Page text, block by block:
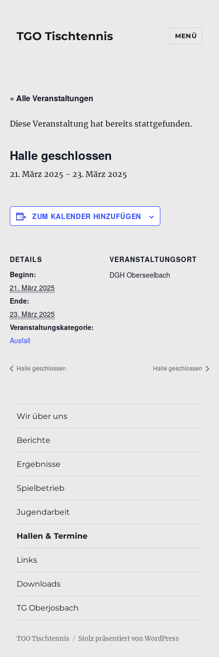
TGO Tischtennis MENÜ
« Alle Veranstaltungen
Diese Veranstaltung hat bereits stattgefunden.
Halle geschlossen
21. März 2025 - 23. März 2025
ZUM KALENDER HINZUFÜGEN
DETAILS
Beginn:
21. März 2025
Ende:
23. März 2025
Veranstaltungskategorie:
Ausfall
VERANSTALTUNGSORT
DGH Oberseelbach
Halle geschlossen Halle geschlossen
Wir über uns
Berichte
Ergebnisse
Spielbetrieb
Jugendarbeit
Hallen & Termine
Links
Downloads
TG Oberjosbach
TGO Tischtennis Stolz präsentiert von WordPress